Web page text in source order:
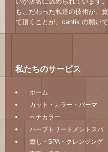
もこだわった私達の技術が、
て頂くことが、cantik の願いで
私たちのサービス
ホーム
カット・カラー・パーマ
ヘナカラー
ハーブトリートメントスパ
癒し・SPA・クレンジング